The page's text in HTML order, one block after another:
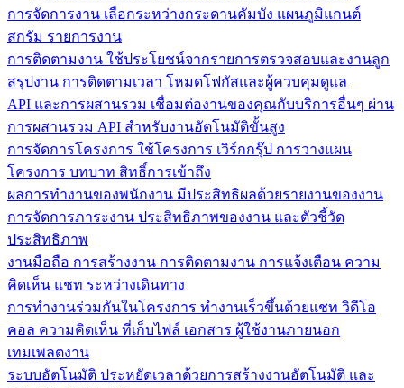
การจัดการงาน เลือกระหว่างกระดานคัมบัง แผนภูมิแกนต์
สกรัม รายการงาน
การติดตามงาน ใช้ประโยชน์จากรายการตรวจสอบและงานลูก
สรุปงาน การติดตามเวลา โหมดโฟกัสและผู้ควบคุมดูแล
API และการผสานรวม เชื่อมต่องานของคุณกับบริการอื่นๆ ผ่าน
การผสานรวม API สำหรับงานอัตโนมัติขั้นสูง
การจัดการโครงการ ใช้โครงการ เวิร์กกรุ๊ป การวางแผน
โครงการ บทบาท สิทธิ์การเข้าถึง
ผลการทำงานของพนักงาน มีประสิทธิผลด้วยรายงานของงาน
การจัดการภาระงาน ประสิทธิภาพของงาน และตัวชี้วัด
ประสิทธิภาพ
งานมือถือ การสร้างงาน การติดตามงาน การแจ้งเตือน ความ
คิดเห็น แชท ระหว่างเดินทาง
การทำงานร่วมกันในโครงการ ทํางานเร็วขึ้นด้วยแชท วิดีโอ
คอล ความคิดเห็น ที่เก็บไฟล์ เอกสาร ผู้ใช้งานภายนอก
เทมเพลตงาน
ระบบอัตโนมัติ ประหยัดเวลาด้วยการสร้างงานอัตโนมัติ และ